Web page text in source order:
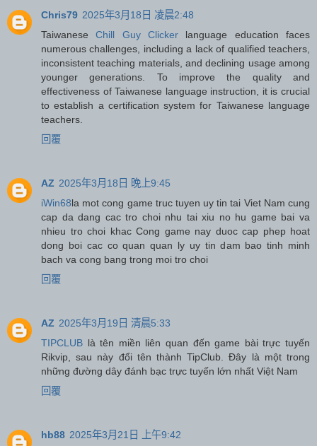
Chris79 2025年3月18日 凌晨2:48
TaiwaneseChill Guy Clicker language education faces
numerous challenges, including a lack of qualified teachers,
inconsistent teaching materials, and declining usage among
younger generations. To improve the quality and
effectiveness of Taiwanese language instruction, it is crucial
to establish a certification system for Taiwanese language
teachers.
回覆
AZ 2025年3月18日 晚上9:45
iWin68la mot cong game truc tuyen uy tin tai Viet Nam cung
cap da dang cac tro choi nhu tai xiu no hu game bai va
nhieu tro choi khac Cong game nay duoc cap phep hoat
dong boi cac co quan quan ly uy tin dam bao tinh minh
bach va cong bang trong moi tro choi
回覆
AZ 2025年3月19日 清晨5:33
TIPCLUB là tên miền liên quan đến game bài trực tuyến
Rikvip, sau này đổi tên thành TipClub. Đây là một trong
những đường dây đánh bạc trực tuyến lớn nhất Việt Nam
回覆
hb88 2025年3月21日 上午9:42